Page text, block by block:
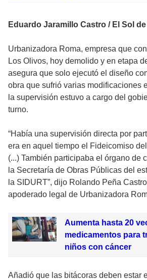
Eduardo Jaramillo Castro / El Sol
Urbanizadora Roma, empresa que
Los Olivos, hoy demolido y en etapa
asegura que solo ejecutó el diseño
obra que sufrió varias modificaciones
la supervisión estuvo a cargo del
turno.
“Había una supervisión directa por
era en aquel tiempo el Fideicomiso
(...) También participaba el órgano de
la Secretaría de Obras Públicas del
la SIDURT”, dijo Rolando Peña
apoderado legal de Urbanizadora
Aumenta hasta 20
medicamentos para
niños con cáncer
Añadió que las bitácoras deben estar